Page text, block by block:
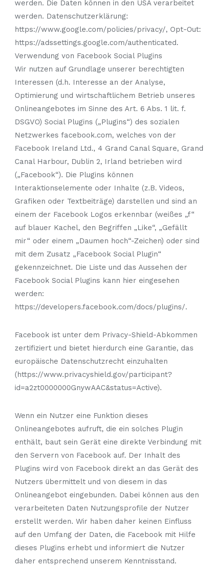
werden. Die Daten können in den USA verarbeitet
werden. Datenschutzerklärung:
https://www.google.com/policies/privacy/, Opt-Out:
https://adssettings.google.com/authenticated.
Verwendung von Facebook Social Plugins
Wir nutzen auf Grundlage unserer berechtigten
Interessen (d.h. Interesse an der Analyse,
Optimierung und wirtschaftlichem Betrieb unseres
Onlineangebotes im Sinne des Art. 6 Abs. 1 lit. f.
DSGVO) Social Plugins („Plugins“) des sozialen
Netzwerkes facebook.com, welches von der
Facebook Ireland Ltd., 4 Grand Canal Square, Grand
Canal Harbour, Dublin 2, Irland betrieben wird
(„Facebook“). Die Plugins können
Interaktionselemente oder Inhalte (z.B. Videos,
Grafiken oder Textbeiträge) darstellen und sind an
einem der Facebook Logos erkennbar (weißes „f“
auf blauer Kachel, den Begriffen „Like“, „Gefällt
mir“ oder einem „Daumen hoch“-Zeichen) oder sind
mit dem Zusatz „Facebook Social Plugin“
gekennzeichnet. Die Liste und das Aussehen der
Facebook Social Plugins kann hier eingesehen
werden:
https://developers.facebook.com/docs/plugins/.
Facebook ist unter dem Privacy-Shield-Abkommen
zertifiziert und bietet hierdurch eine Garantie, das
europäische Datenschutzrecht einzuhalten
(https://www.privacyshield.gov/participant?
id=a2zt0000000GnywAAC&status=Active).
Wenn ein Nutzer eine Funktion dieses
Onlineangebotes aufruft, die ein solches Plugin
enthält, baut sein Gerät eine direkte Verbindung mit
den Servern von Facebook auf. Der Inhalt des
Plugins wird von Facebook direkt an das Gerät des
Nutzers übermittelt und von diesem in das
Onlineangebot eingebunden. Dabei können aus den
verarbeiteten Daten Nutzungsprofile der Nutzer
erstellt werden. Wir haben daher keinen Einfluss
auf den Umfang der Daten, die Facebook mit Hilfe
dieses Plugins erhebt und informiert die Nutzer
daher entsprechend unserem Kenntnisstand.